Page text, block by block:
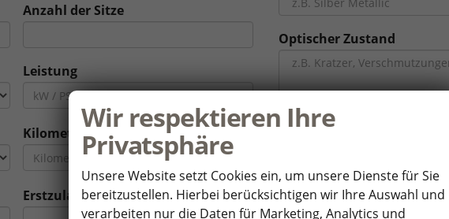
Anzahl der Sitze
Leistung
Kilometerstand
Erstzulassung*
Optischer Zustand
Wir respektieren Ihre
Privatsphäre
Unsere Website setzt Cookies ein, um unsere Dienste für Sie
bereitzustellen. Hierbei berücksichtigen wir Ihre Auswahl und
verarbeiten nur die Daten für Marketing, Analytics und